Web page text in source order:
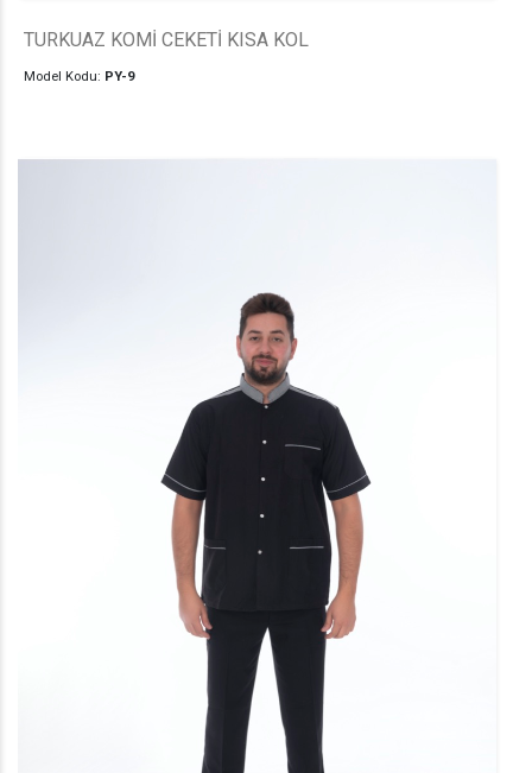
TURKUAZ KOMİ CEKETİ KISA KOL
Model Kodu: PY-9